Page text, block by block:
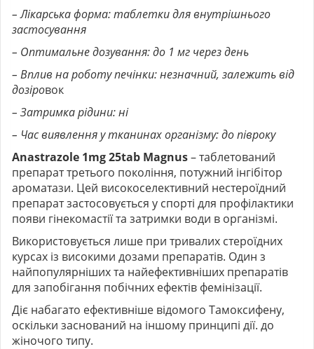
– Лікарська форма: таблетки для внутрішнього
застосування
– Оптимальне дозування: до 1 мг через день
– Вплив на роботу печінки: незначний, залежить від
дозіровок
– Затримка рідини: ні
– Час виявлення у тканинах організму: до півроку
Anastrazole 1mg 25tab Magnus– таблетований
препарат третього покоління, потужний інгібітор
ароматази. Цей високоселективний нестероїдний
препарат застосовується у спорті для профілактики
появи гінекомастії та затримки води в організмі.
Використовується лише при тривалих стероїдних
курсах із високими дозами препаратів. Один з
найпопулярніших та найефективніших препаратів
для запобігання побічних ефектів фемінізації.
Діє набагато ефективніше відомого Тамоксифену,
оскільки заснований на іншому принципі дії. до
жіночого типу.